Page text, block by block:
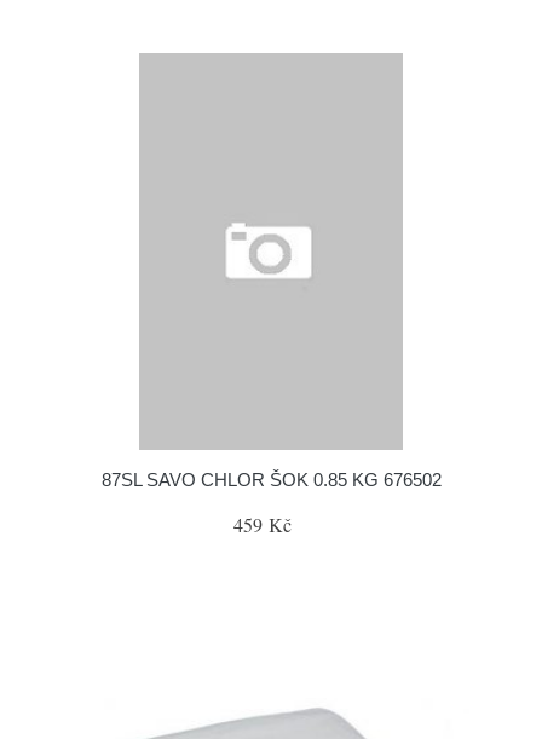
87SL SAVO CHLOR ŠOK 0.85 KG 676502
459 Kč